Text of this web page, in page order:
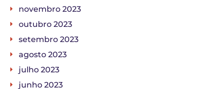
novembro 2023
outubro 2023
setembro 2023
agosto 2023
julho 2023
junho 2023